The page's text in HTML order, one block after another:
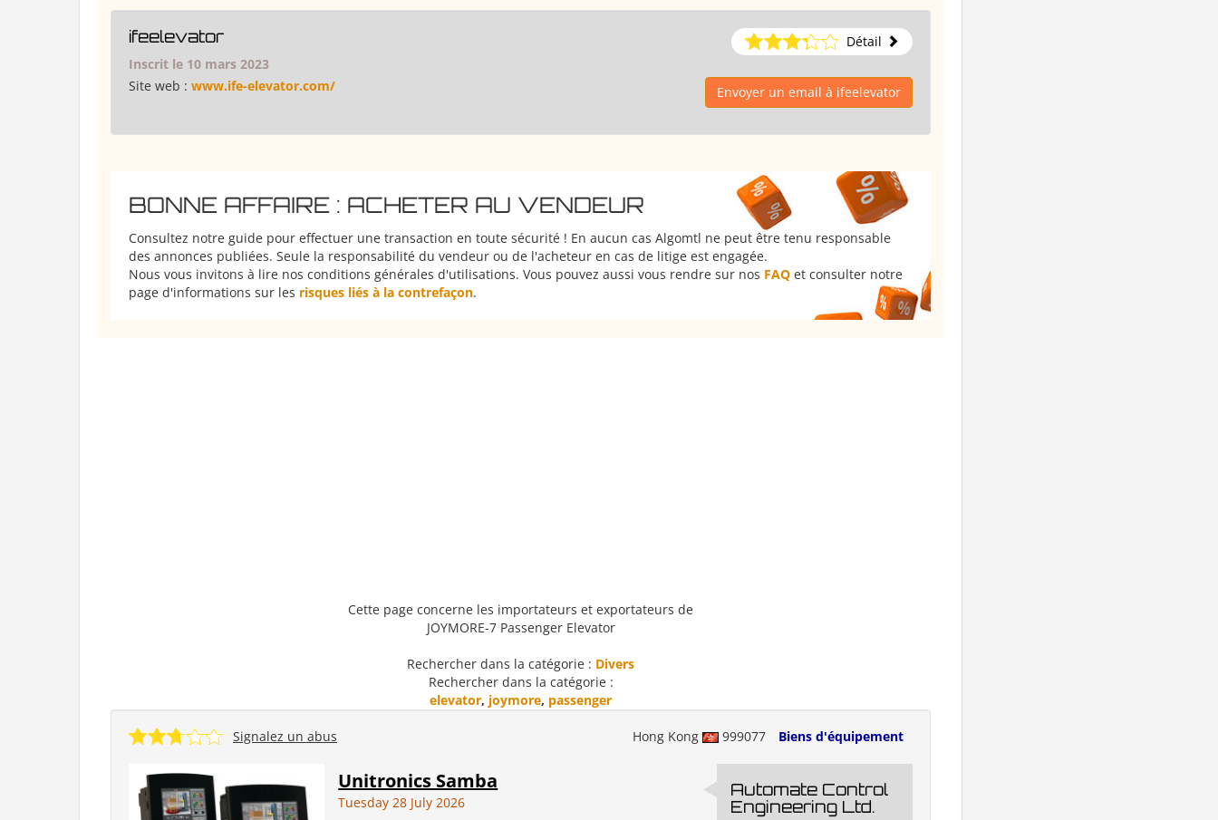
ifeelevator
Détail
Inscrit le 10 mars 2023
Site web : www.ife-elevator.com/ Envoyer un email à ifeelevator
BONNE AFFAIRE : ACHETER AU VENDEUR
Consultez notre guide pour effectuer une transaction en toute sécurité ! En aucun cas Algomtl ne peut être tenu responsable
des annonces publiées. Seule la responsabilité du vendeur ou de l'acheteur en cas de litige est engagée.
Nous vous invitons à lire nos conditions générales d'utilisations. Vous pouvez aussi vous rendre sur nos FAQ et consulter notre
page d'informations sur les risques liés à la contrefaçon.
Cette page concerne les importateurs et exportateurs de
JOYMORE-7 Passenger Elevator
Rechercher dans la catégorie : Divers
Rechercher dans la catégorie :
elevator, joymore, passenger
Hong Kong 999077 Biens d'équipement
Signalez un abus
Unitronics Samba
Tuesday 28 July 2026
Automate Control
Engineering Ltd.